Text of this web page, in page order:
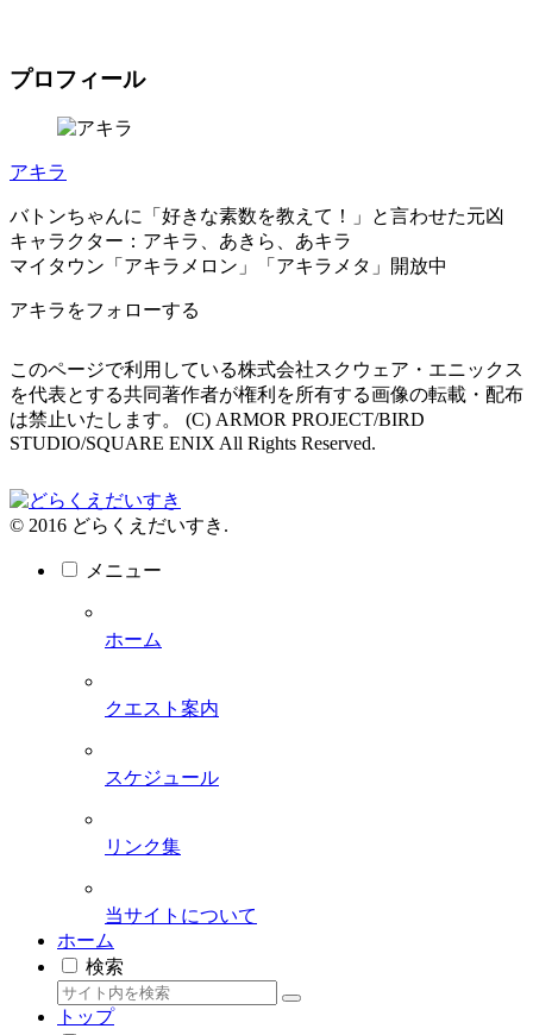
プロフィール
アキラ
バトンちゃんに「好きな素数を教えて！」と言わせた元凶
キャラクター：アキラ、あきら、あキラ
マイタウン「アキラメロン」「アキラメタ」開放中
アキラをフォローする
このページで利用している株式会社スクウェア・エニックス
を代表とする共同著作者が権利を所有する画像の転載・配布
は禁止いたします。 (C) ARMOR PROJECT/BIRD
STUDIO/SQUARE ENIX All Rights Reserved.
© 2016 どらくえだいすき.
メニュー
ホーム
クエスト案内
スケジュール
リンク集
当サイトについて
ホーム
検索
トップ